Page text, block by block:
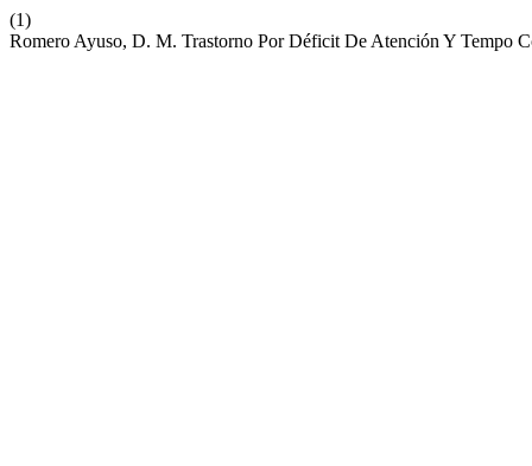
(1)
Romero Ayuso, D. M. Trastorno Por Déficit De Atención Y Tempo